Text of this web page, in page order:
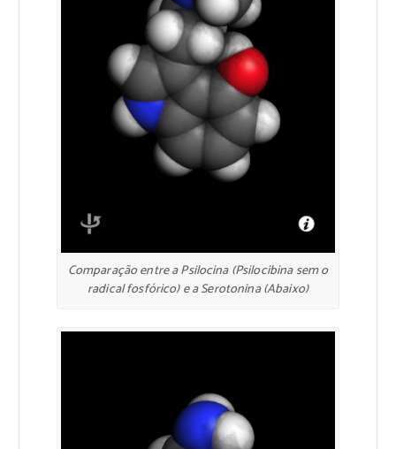
Comparação entre a Psilocina (Psilocibina sem o
radical fosfórico) e a Serotonina (Abaixo)